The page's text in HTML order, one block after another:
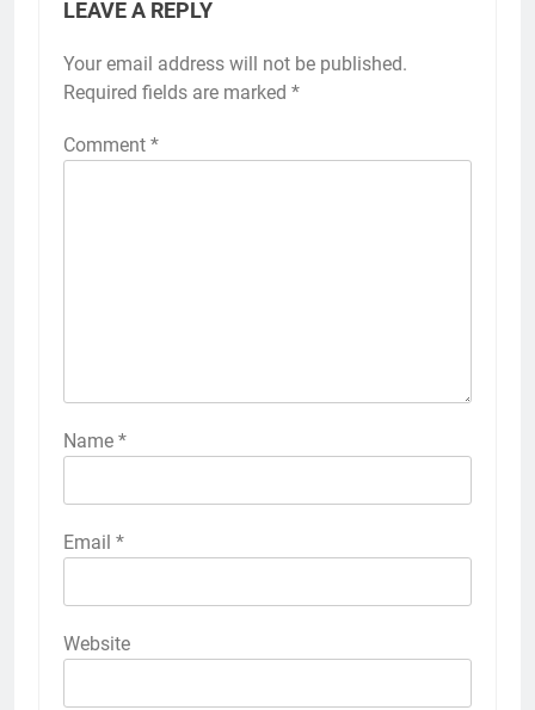
LEAVE A REPLY
Your email address will not be published.
Required fields are marked *
Comment *
Name *
Email *
Website